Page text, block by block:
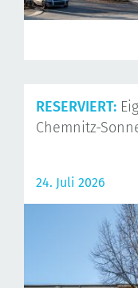
RESERVIERT:
Chemnitz-
24. Juli 2026